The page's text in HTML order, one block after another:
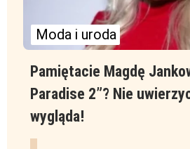
Moda i uroda
Pamiętacie Magdę
Paradise 2”? Nie
wygląda!